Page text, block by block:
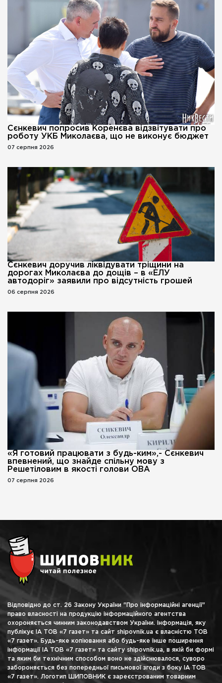
Сєнкевич попросив Коренєва відзвітувати про
роботу УКБ Миколаєва, що не виконує бюджет
07 серпня 2026
Сєнкевич доручив ліквідувати тріщини на
дорогах Миколаєва до дощів – в «ЕЛУ
автодоріг» заявили про відсутність грошей
06 серпня 2026
«Я готовий працювати з будь-ким»,- Сєнкевич
впевнений, що знайде спільну мову з
Решетіловим в якості голови ОВА
07 серпня 2026
Відповідно до ст. 26 Закону України "Про інформаційні агенції"
право власності на продукцію інформаційного агентства
охороняється чинним законодавством України. Інформація, яку
публікує ІА ТОВ «7 газет» та сайт shipovnik.ua є власністю ТОВ
«7 газет». Будь-яке копіювання або будь-яке інше поширення
інформації ІА ТОВ «7 газет» та сайту shipovnik.ua, в якій би формі
та яким би технічним способом воно не здійснювалося, суворо
забороняється без попередньої письмової згоди з боку ІА ТОВ
«7 газет». Логотип ШИПОВНИК є зареєстрованим товарним